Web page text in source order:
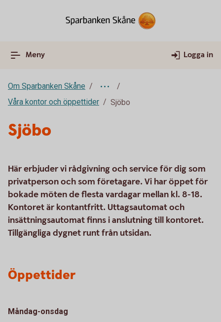
Meny Logga in
Om Sparbanken Skåne
Våra kontor och öppettider
Sjöbo
Sjöbo
Här erbjuder vi rådgivning och service för dig som
privatperson och som företagare. Vi har öppet för
bokade möten de flesta vardagar mellan kl. 8-18.
Kontoret är kontantfritt. Uttagsautomat och
insättningsautomat finns i anslutning till kontoret.
Tillgängliga dygnet runt från utsidan.
Öppettider
Måndag-onsdag